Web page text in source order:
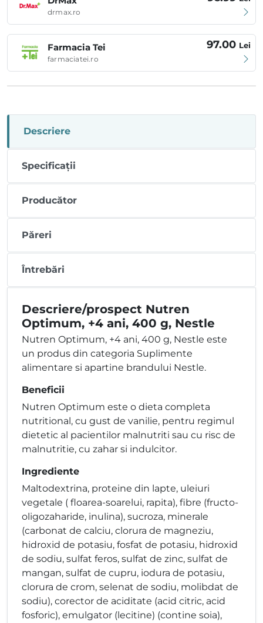
drmax.ro
Farmacia Tei
farmaciatei.ro
97.00 Lei
Descriere
Specificații
Producător
Păreri
Întrebări
Descriere/prospect Nutren
Optimum, +4 ani, 400 g, Nestle
Nutren Optimum, +4 ani, 400 g, Nestle este
un produs din categoria Suplimente
alimentare si apartine brandului Nestle.
Beneficii
Nutren Optimum este o dieta completa
nutritional, cu gust de vanilie, pentru regimul
dietetic al pacientilor malnutriti sau cu risc de
malnutritie, cu zahar si indulcitor.
Ingrediente
Maltodextrina, proteine din lapte, uleiuri
vegetale ( floarea-soarelui, rapita), fibre (fructo-
oligozaharide, inulina), sucroza, minerale
(carbonat de calciu, clorura de magneziu,
hidroxid de potasiu, fosfat de potasiu, hidroxid
de sodiu, sulfat feros, sulfat de zinc, sulfat de
mangan, sulfat de cupru, iodura de potasiu,
clorura de crom, selenat de sodiu, molibdat de
sodiu), corector de aciditate (acid citric, acid
fosforic), emulgator (lecitine) (contine soia),